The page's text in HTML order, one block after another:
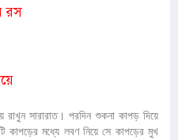
রস
রাখুন সারারাত। পরদিন শুকনা কাপড় দিয়ে
কাপড়ের মধ্যে লবণ নিয়ে সে কাপড়ের মুখ